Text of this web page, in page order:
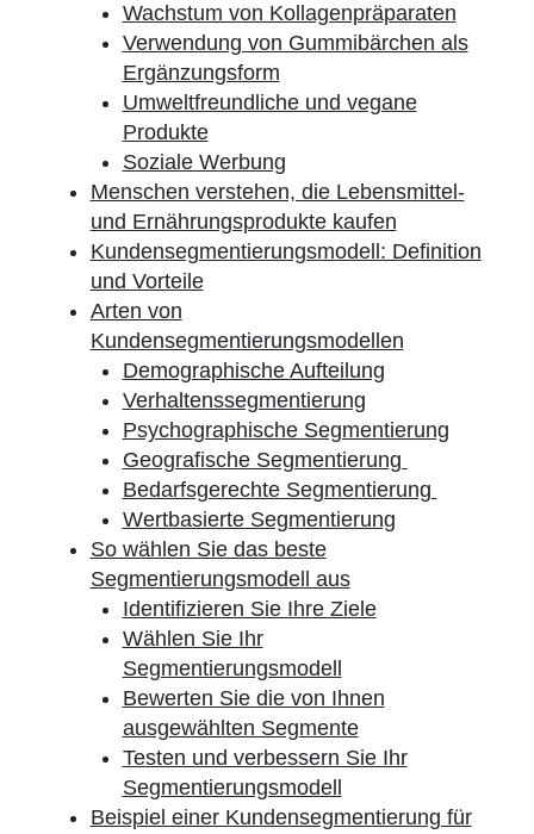
Wachstum von Kollagenpräparaten
Verwendung von Gummibärchen als
Ergänzungsform
Umweltfreundliche und vegane
Produkte
Soziale Werbung
Menschen verstehen, die Lebensmittel-
und Ernährungsprodukte kaufen
Kundensegmentierungsmodell: Definition
und Vorteile
Arten von
Kundensegmentierungsmodellen
Demographische Aufteilung
Verhaltenssegmentierung
Psychographische Segmentierung
Geografische Segmentierung
Bedarfsgerechte Segmentierung
Wertbasierte Segmentierung
So wählen Sie das beste
Segmentierungsmodell aus
Identifizieren Sie Ihre Ziele
Wählen Sie Ihr
Segmentierungsmodell
Bewerten Sie die von Ihnen
ausgewählten Segmente
Testen und verbessern Sie Ihr
Segmentierungsmodell
Beispiel einer Kundensegmentierung für